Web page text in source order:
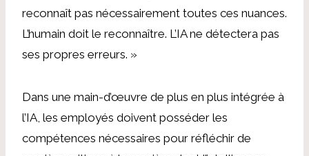
reconnaît pas nécessairement toutes ces nuances.
L’humain doit le reconnaître. L’IA ne détectera pas
ses propres erreurs. »
Dans une main-d’œuvre de plus en plus intégrée à
l’IA, les employés doivent posséder les
compétences nécessaires pour réfléchir de